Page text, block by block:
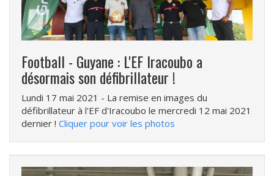
Football - Guyane : L'EF Iracoubo a
désormais son défibrillateur !
Lundi 17 mai 2021 - La remise en images du
défibrillateur à l'EF d'Iracoubo le mercredi 12 mai 2021
dernier ! Cliquer pour voir les photos